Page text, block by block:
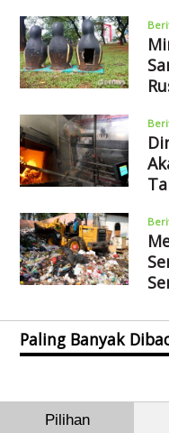
Paling Banyak
Pilihan